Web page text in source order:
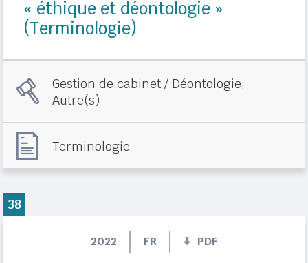
« éthique et déontologie »
(Terminologie)
Gestion de cabinet / Déontologie,
Autre(s)
Terminologie
2022 FR PDF
38